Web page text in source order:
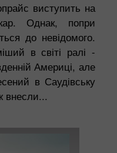
виступить на
Однак, попри
до невідомого.
в світі ралі -
Америці, але
в Саудівську
внесли...